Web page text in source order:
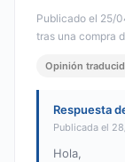
Publicado el 25/
tras una compra
Opinión
Respuesta
Publicada el
Hola,